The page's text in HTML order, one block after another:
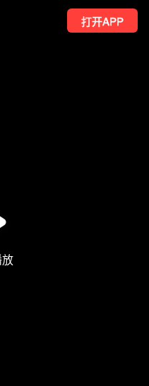
打开APP